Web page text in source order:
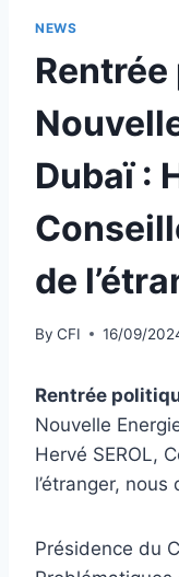
NEWS
Dubaï :
de
By CFI 16/09/
Rentrée
Nouvelle
Hervé SEROL,
l’étranger, nous
Présidence du